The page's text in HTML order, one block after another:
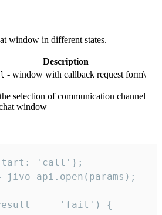
window in different states.
Description
- window with callback request form\
selection of communication channel
window |
'call'};
=== 'fail') {